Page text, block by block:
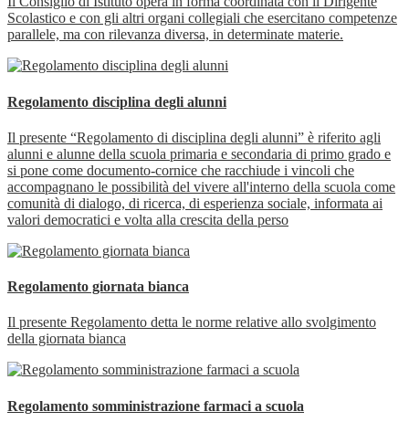
Scolastico e con gli altri organi collegiali che esercitano competenze
parallele, ma con rilevanza diversa, in determinate materie.
Regolamento disciplina degli alunni
Il presente “Regolamento di disciplina degli alunni” è riferito agli
alunni e alunne della scuola primaria e secondaria di primo grado e
si pone come documento-cornice che racchiude i vincoli che
accompagnano le possibilità del vivere all'interno della scuola come
comunità di dialogo, di ricerca, di esperienza sociale, informata ai
valori democratici e volta alla crescita della perso
Regolamento giornata bianca
Il presente Regolamento detta le norme relative allo svolgimento
della giornata bianca
Regolamento somministrazione farmaci a scuola